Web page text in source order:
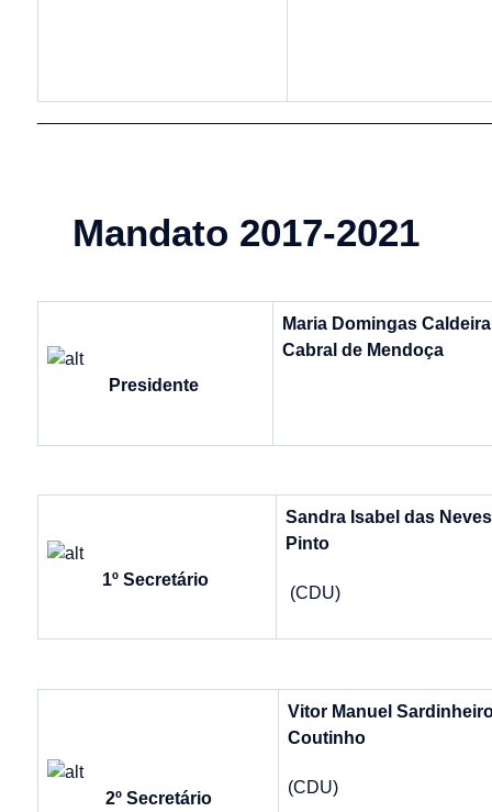
Mandato 2017-2021
Presidente
Maria Domingas Caldeira
Cabral de Mendoça
1º Secretário
Sandra Isabel das Neves
Pinto
(CDU)
2º Secretário
Vitor Manuel
Coutinho
(CDU)